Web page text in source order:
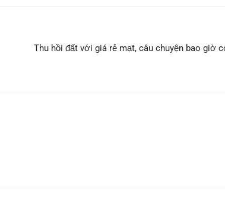
Thu hồi đất với giá rẻ mạt, câu chuyện bao giờ